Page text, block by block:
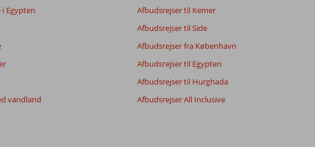
i Egypten
vandland
Afbudsrejser til Kemer
Afbudsrejser til Side
Afbudsrejser fra København
Afbudsrejser til Egypten
Afbudsrejser til Hurghada
Afbudsrejser All Inclusive